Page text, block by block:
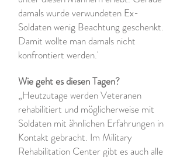
damals wurde verwundeten Ex-
Soldaten wenig Beachtung geschenkt.
Damit wollte man damals nicht
konfrontiert werden.'
Wie geht es diesen Tagen?
„Heutzutage werden Veteranen
rehabilitiert und möglicherweise mit
Soldaten mit ähnlichen Erfahrungen in
Kontakt gebracht. Im Military
Rehabilitation Center gibt es auch alle